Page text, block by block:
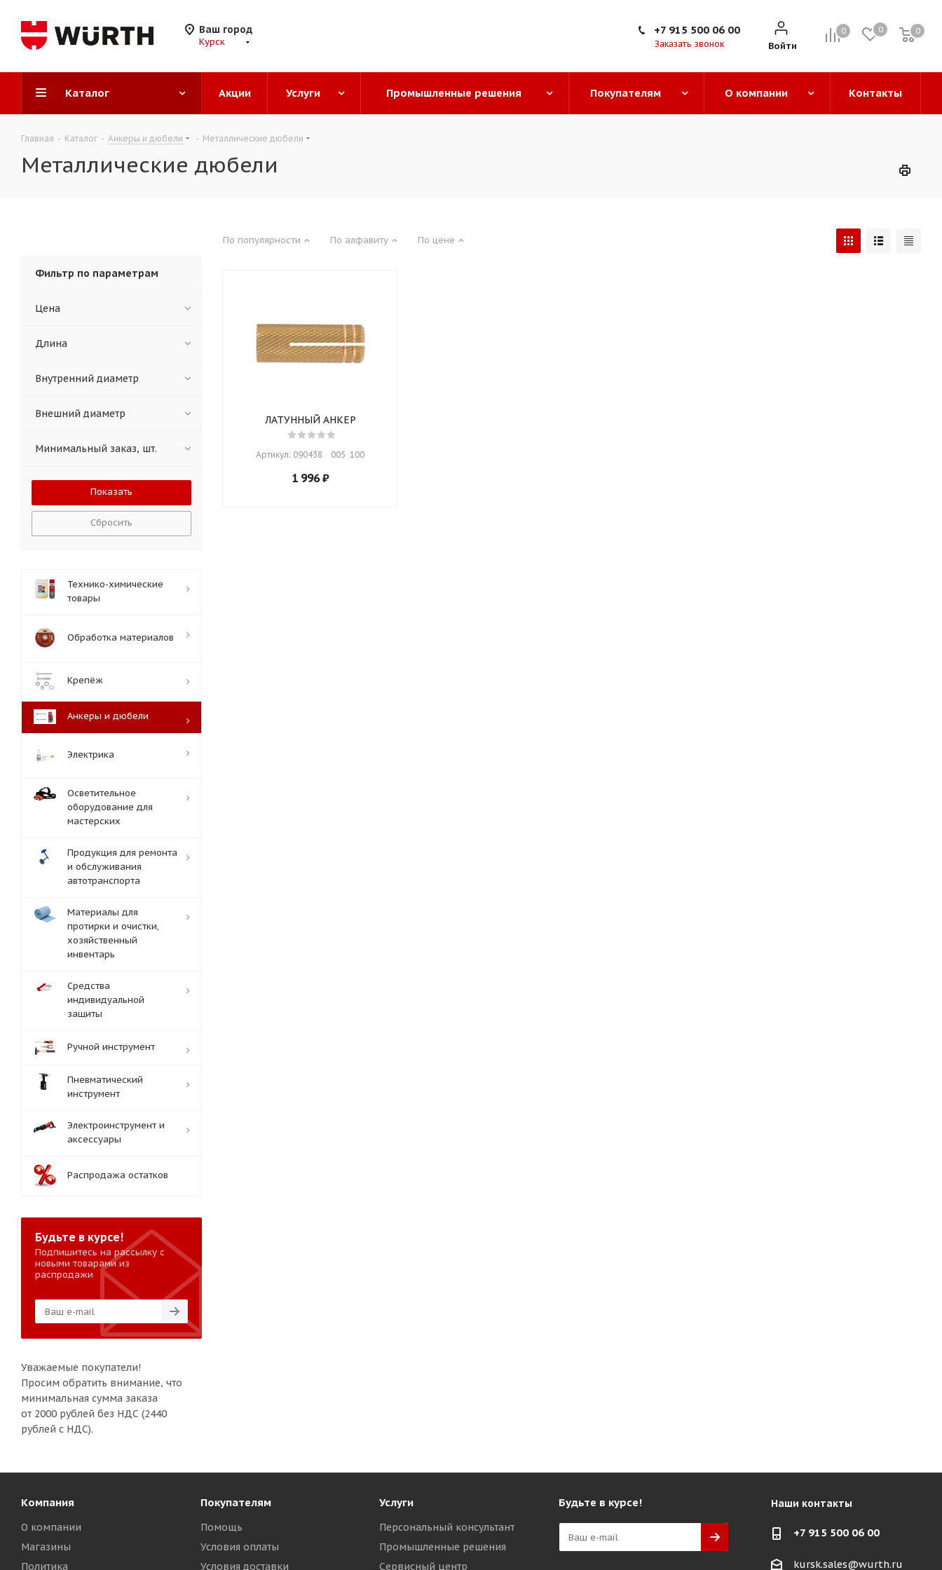
Ваш город
Курск
0 0 0
0
Войти
+7 915 500 06 00
Заказать звонок
Каталог Акции Услуги Промышленные решения Покупателям О компании Контакты
Главная - Каталог - Анкеры и дюбели - Металлические дюбели
Металлические дюбели
По популярности По алфавиту По цене
ЛАТУННЫЙ АНКЕР
Артикул: 090438    005  100
1 996₽
Фильтр по параметрам
Цена
Длина
Внутренний диаметр
Внешний диаметр
Минимальный заказ, шт.
Сбросить
Технико-химические
товары
Обработка материалов
Крепёж
Анкеры и дюбели
Электрика
Осветительное
оборудование для
мастерских
Продукция для ремонта
и обслуживания
автотранспорта
Материалы для
протирки и очистки,
хозяйственный
инвентарь
Средства
индивидуальной
защиты
Ручной инструмент
Пневматический
инструмент
Электроинструмент и
аксессуары
Распродажа остатков
Будьте в курсе!
Подпишитесь на рассылку с
новыми товарами из
распродажи
Уважаемые покупатели!
Просим обратить внимание, что
минимальная сумма заказа
от 2000 рублей без НДС (2440
рублей с НДС).
Компания
О компании
Магазины
Политика
Покупателям
Помощь
Условия оплаты
Условия доставки
Услуги
Персональный консультант
Промышленные решения
Сервисный центр
Будьте в курсе! Наши контакты
+7 915 500 06 00
kursk.sales@wurth.ru